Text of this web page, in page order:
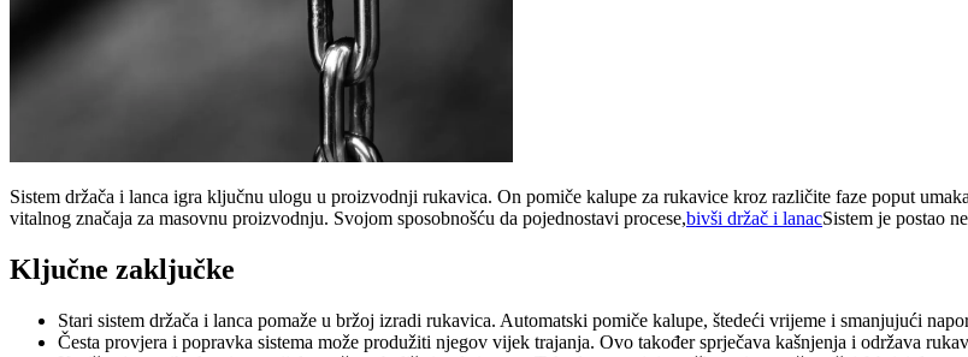
Sistem držača i lanca igra ključnu ulogu u proizvodnji rukavica. On pomiče kalupe za rukavice kroz različite faze poput
vitalnog značaja za masovnu proizvodnju. Svojom sposobnošću da pojednostavi procese,bivši držač i lanacSistem je postao
Ključne zaključke
Stari sistem držača i lanca pomaže u bržoj izradi rukavica. Automatski pomiče kalupe, štedeći vrijeme i smanjujući
Česta provjera i popravka sistema može produžiti njegov vijek trajanja. Ovo također sprječava kašnjenja i održava